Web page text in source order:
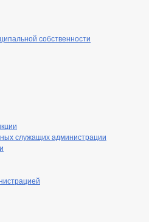
собственности
служащих администрации